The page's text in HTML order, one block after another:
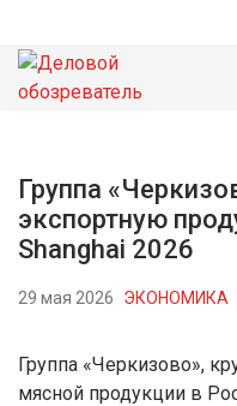
НОВОСТИ
Группа
экспортную
Shanghai 2026
29 мая 2026 ЭКОНОМИКА
Группа «Черкизово»,
мясной продукции в